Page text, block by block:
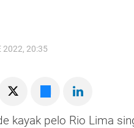
2022, 20:35
kayak pelo Rio Lima